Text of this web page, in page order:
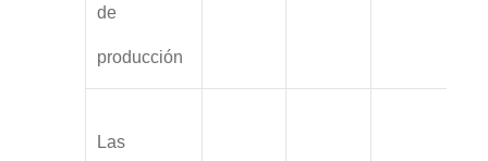
de
producción
Las